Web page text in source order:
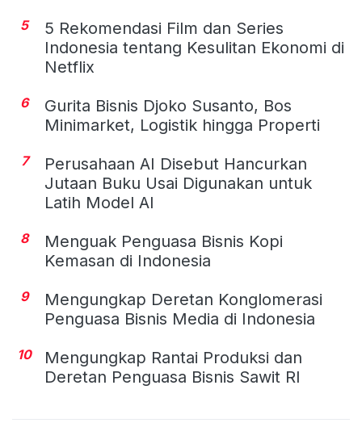
5
5 Rekomendasi Film dan Series
Indonesia tentang Kesulitan Ekonomi di
Netflix
6
Gurita Bisnis Djoko Susanto, Bos
Minimarket, Logistik hingga Properti
7
Perusahaan AI Disebut Hancurkan
Jutaan Buku Usai Digunakan untuk
Latih Model AI
8
Menguak Penguasa Bisnis Kopi
Kemasan di Indonesia
9
Mengungkap Deretan Konglomerasi
Penguasa Bisnis Media di Indonesia
10
Mengungkap Rantai Produksi dan
Deretan Penguasa Bisnis Sawit RI